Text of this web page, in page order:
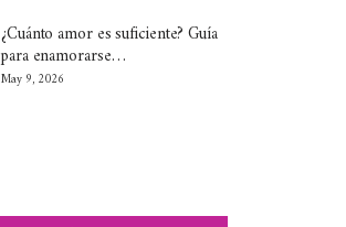
¿Cuánto amor es suficiente? Guía
para enamorarse…
May 9, 2026